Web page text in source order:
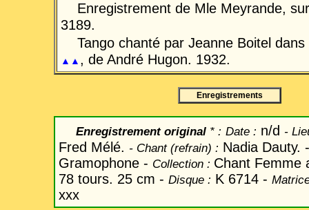
Enregistrement de Mle Meyrande,
3189.
Tango chanté par Jeanne Boitel
▲▲ , de André Hugon. 1932.
Enregistrements
Enregistrement original * : Date : n/d -
Fred Mélé. - Chant(refrain) : Nadia Dauty.
Gramophone - Collection : Chant Femme
78 tours. 25 cm - Disque : K 6714 -
xxx